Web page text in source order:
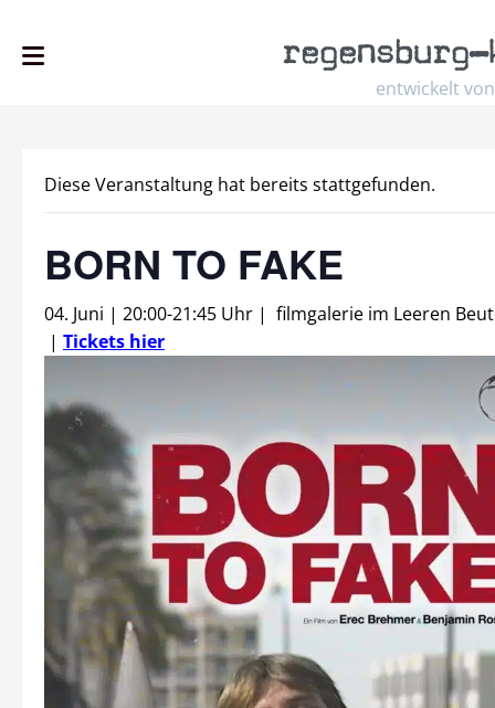
entwickelt von
regensburg–
Diese Veranstaltung hat bereits stattgefunden.
BORN TO FAKE
04. Juni | 20:00-21:45 Uhr | filmgalerie im Leeren
| Tickets hier